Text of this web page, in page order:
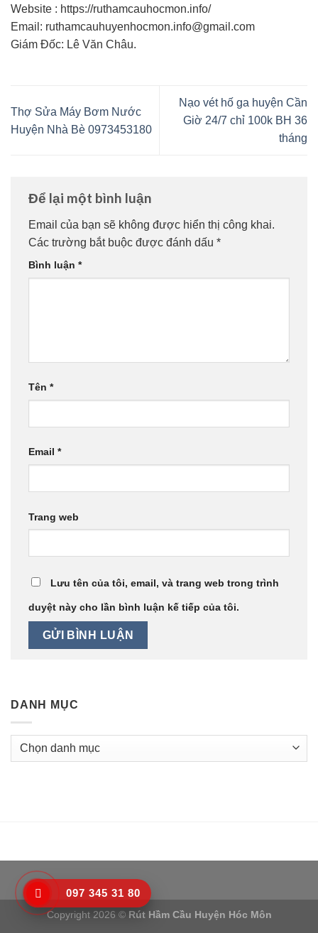
Website : https://ruthamcauhocmon.info/
Email: ruthamcauhuyenhocmon.info@gmail.com
Giám Đốc: Lê Văn Châu.
Thợ Sửa Máy Bơm Nước
Huyện Nhà Bè 0973453180
Nạo vét hố ga huyện Cần
Giờ 24/7 chỉ 100k BH 36
tháng
Để lại một bình luận
Email của bạn sẽ không được hiển thị công khai.
Các trường bắt buộc được đánh dấu *
Bình luận *
Tên *
Email *
Trang web
Lưu tên của tôi, email, và trang web trong trình
duyệt này cho lần bình luận kế tiếp của tôi.
DANH MỤC
Danh
097 345 31 80
Copyright 2026 © Rút Hầm Cầu Huyện Hóc Môn